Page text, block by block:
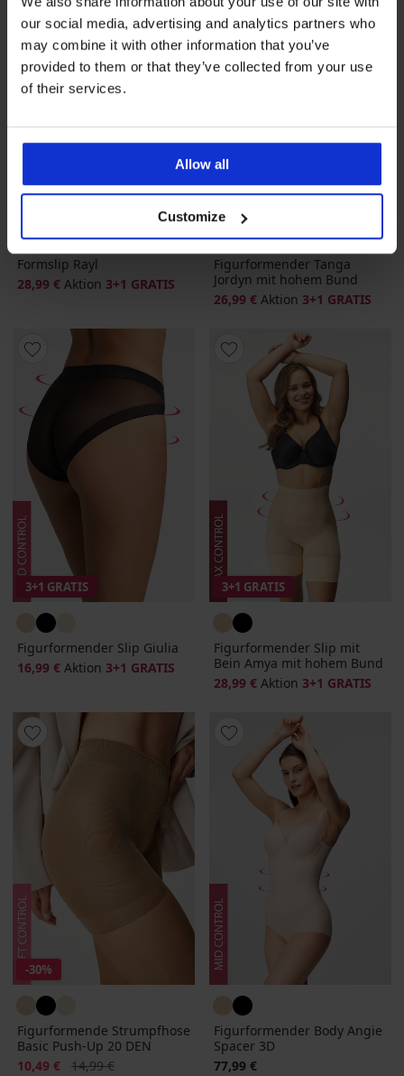
our social media, advertising and analytics partners who
may combine it with other information that you’ve
provided to them or that they’ve collected from your use
of their services.
Allow all
Customize
Formslip Rayl
28,99 € Aktion 3+1 GRATIS
Figurformender Tanga
Jordyn mit hohem Bund
26,99 € Aktion 3+1 GRATIS
3+1 GRATIS
Figurformender Slip Giulia
16,99 € Aktion 3+1 GRATIS
3+1 GRATIS
Figurformender Slip mit
Bein Amya mit hohem Bund
28,99 € Aktion 3+1 GRATIS
-30%
Figurformende Strumpfhose
Basic Push-Up 20 DEN
Rabatt
10,49 € Alter Preis
14,99 €
Figurformender Body Angie
Spacer 3D
77,99 €